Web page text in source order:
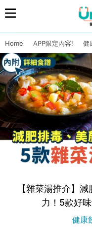
Home APP限定內容! 健
【雜菜湯推介】
力！5款好
健康